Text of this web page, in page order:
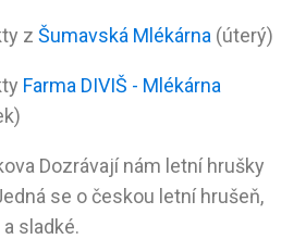
z Šumavská Mlékárna (úterý)
Farma DIVIŠ - Mlékárna
Dozrávají nám letní hrušky
se o českou letní hrušeň,
sladké.